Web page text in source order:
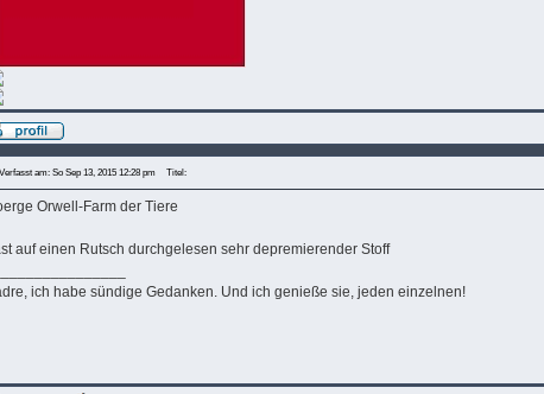
Verfasst am: So Sep 13, 2015 12:28 pm Titel:
Orwell-Farm der Tiere
auf einen Rutsch durchgelesen sehr depremierender Stoff
ich habe sündige Gedanken. Und ich genieße sie, jeden einzelnen!